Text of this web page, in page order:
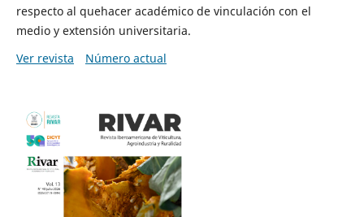
respecto al quehacer académico de vinculación con el
medio y extensión universitaria.
Ver revista
Número actual